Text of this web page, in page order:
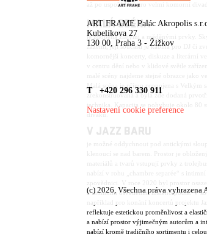
až po uspořádání pro velmi komorní
MALÁ SCÉNA
je zdobena zlatými a měděnými prvky.
zázemí, její součástí je kabina pro DJ či
komornější koncerty, diskuze a literární
v centru dění nebo v klidové světle
malé scény najdeme stejné obrazce jako
Malá scéna je přímo propojena s Velkým
zrekonstruovaná a byla zde dodaná
technika. Kapacita se pohybuje okolo 80
diváků.
V JAZZ BARU
je možné oddychnout pod antickými
klenoucí se nad barem. Prostor je
materiálů a tvarů vstupují prvky z
nabízí v rohu „chambre separée“ s
zpovědnici. V roce 2020 byl prostor
a intimním osvětlením malého pódia. V
například pro konání koncertů projektu
reflektuje estetickou proměnlivost a
a nabízí prostor výjimečným autorům a
nabízí kromě tradičního sortimentu i
ART FRAME Palác Akropolis
Kubelíkova 27
130 00, Praha 3 - Žižkov
T +420 296 330 911
Nastavení cookie preference
(c) 2026, Všechna práva